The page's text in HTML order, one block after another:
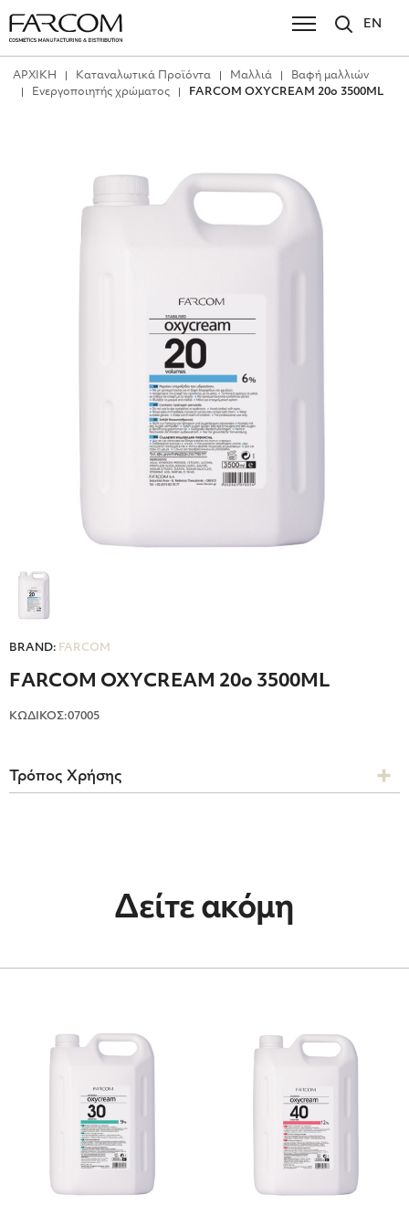
EN
ΑΡΧΙΚΗ Καταναλωτικά Προϊόντα Μαλλιά
Βαφή μαλλιών
Ενεργοποιητής χρώματος
FΑRCΟΜ ΟΧΥCRΕΑΜ 20ο 3500ΜL
BRAND: FARCOM
FΑRCΟΜ ΟΧΥCRΕΑΜ 20ο 3500ΜL
ΚΩΔΙΚΟΣ:07005
Τρόπος Χρήσης
Δείτε ακόμη